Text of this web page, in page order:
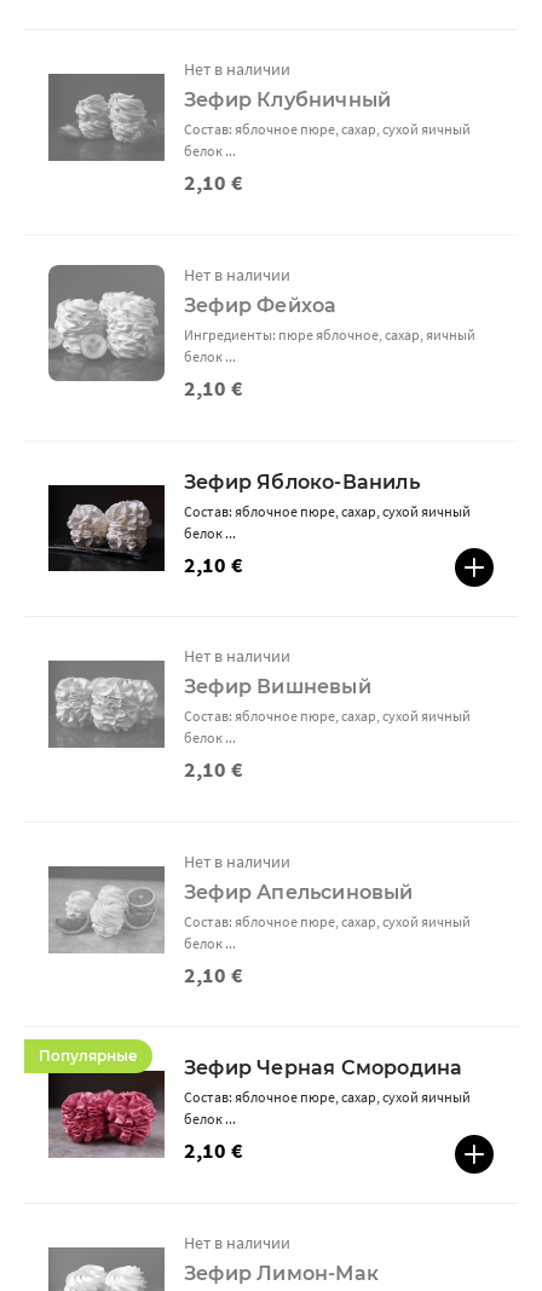
Зефир Клубничный
2,10 €
Нет в наличии
Состав: яблочное пюре, сахар, сухой яичный
белок ...
Зефир Фейхоа
2,10 €
Нет в наличии
Ингредиенты: пюре яблочное, сахар, яичный
белок ...
Зефир Яблоко-Ваниль
2,10 €
Состав: яблочное пюре, сахар, сухой яичный
белок ...
Зефир Вишневый
2,10 €
Нет в наличии
Состав: яблочное пюре, сахар, сухой яичный
белок ...
Зефир Апельсиновый
2,10 €
Нет в наличии
Состав: яблочное пюре, сахар, сухой яичный
белок ...
Популярные
Зефир Черная Смородина
2,10 €
Состав: яблочное пюре, сахар, сухой яичный
белок ...
Зефир Лимон-Мак
Нет в наличии